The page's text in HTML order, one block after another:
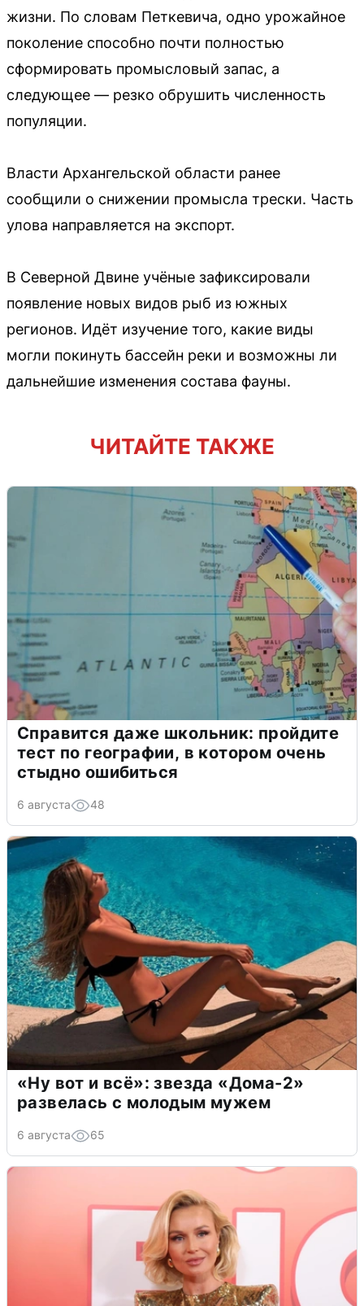
жизни. По словам Петкевича, одно урожайное
поколение способно почти полностью
сформировать промысловый запас, а
следующее — резко обрушить численность
популяции.
Власти Архангельской области ранее
сообщили о снижении промысла трески. Часть
улова направляется на экспорт.
В Северной Двине учёные зафиксировали
появление новых видов рыб из южных
регионов. Идёт изучение того, какие виды
могли покинуть бассейн реки и возможны ли
дальнейшие изменения состава фауны.
ЧИТАЙТЕ ТАКЖЕ
Справится даже школьник: пройдите
тест по географии, в котором очень
стыдно ошибиться
6 августа 48
«Ну вот и всё»: звезда «Дома-2»
развелась с молодым мужем
6 августа 65